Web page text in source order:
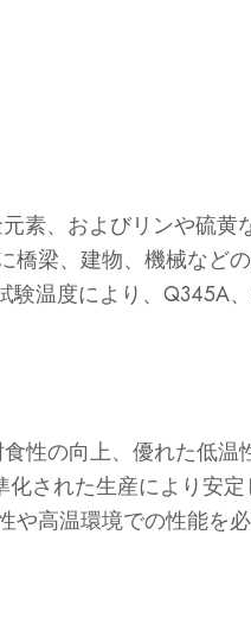
素、およびリンや硫黄
橋梁、建物、機械など
温度により、Q345A、
性の向上、優れた低温
された生産により安定
や高温環境での性能を